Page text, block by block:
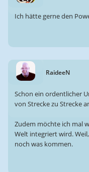
Ich hätte gerne den
RaideeN
Schon ein ordentlicher
von Strecke zu Strecke
Zudem möchte ich mal
Welt integriert wird.
noch was kommen.